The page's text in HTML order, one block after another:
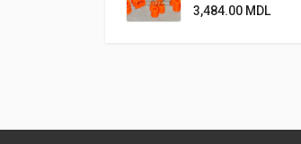
3,484.00 MDL